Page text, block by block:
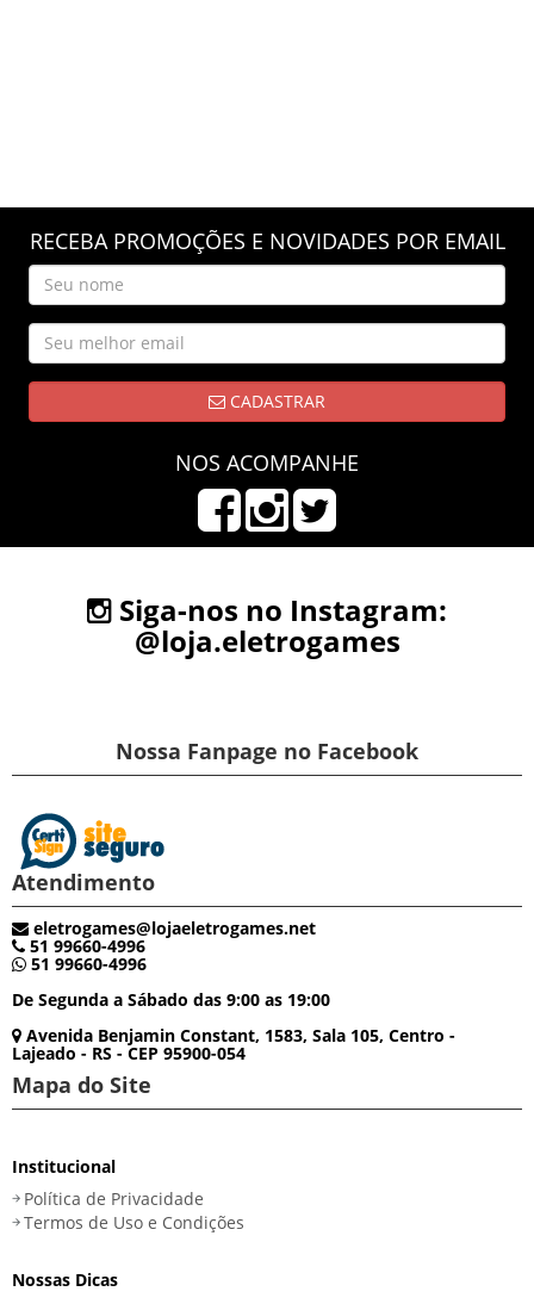
RECEBA PROMOÇÕES E NOVIDADES POR EMAIL
CADASTRAR
NOS ACOMPANHE
Siga-nos no Instagram:
@loja.eletrogames
Nossa Fanpage no Facebook
Atendimento
eletrogames@lojaeletrogames.net
51 99660-4996
51 99660-4996
De Segunda a Sábado das 9:00 as 19:00
Avenida Benjamin Constant, 1583, Sala 105, Centro -
Lajeado - RS - CEP 95900-054
Mapa do Site
Institucional
Política de Privacidade
Termos de Uso e Condições
Nossas Dicas